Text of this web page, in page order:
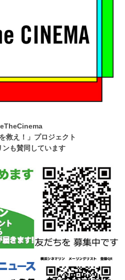
救え！」プロジェクト
ンも賛同しています